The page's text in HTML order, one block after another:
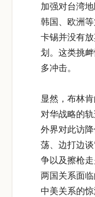
加强对台湾
韩国、欧洲
卡锡并没有
划。这类挑
多冲击。
显然，布林
对华战略的
外界对此访
荡、边打边
争以及擦枪
两国关系面
中美关系的